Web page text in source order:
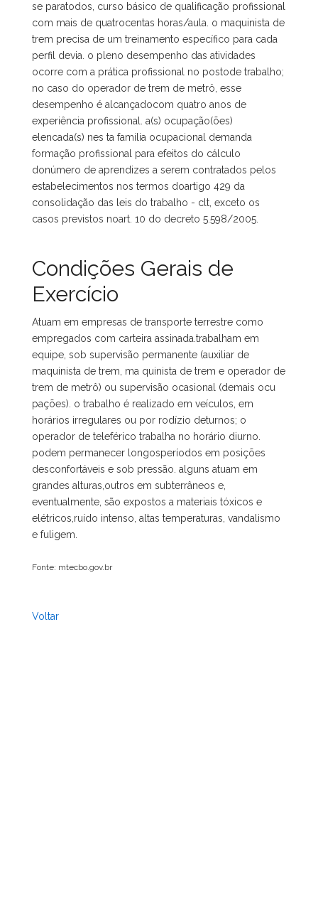
se paratodos, curso básico de qualificação profissional
com mais de quatrocentas horas/aula. o maquinista de
trem precisa de um treinamento específico para cada
perfil devia. o pleno desempenho das atividades
ocorre com a prática profissional no postode trabalho;
no caso do operador de trem de metrô, esse
desempenho é alcançadocom quatro anos de
experiência profissional. a(s) ocupação(ões)
elencada(s) nes ta família ocupacional demanda
formação profissional para efeitos do cálculo
donúmero de aprendizes a serem contratados pelos
estabelecimentos nos termos doartigo 429 da
consolidação das leis do trabalho - clt, exceto os
casos previstos noart. 10 do decreto 5.598/2005.
Condições Gerais de
Exercício
Atuam em empresas de transporte terrestre como
empregados com carteira assinada.trabalham em
equipe, sob supervisão permanente (auxiliar de
maquinista de trem, ma quinista de trem e operador de
trem de metrô) ou supervisão ocasional (demais ocu
pações). o trabalho é realizado em veículos, em
horários irregulares ou por rodízio deturnos; o
operador de teleférico trabalha no horário diurno.
podem permanecer longosperíodos em posições
desconfortáveis e sob pressão. alguns atuam em
grandes alturas,outros em subterrâneos e,
eventualmente, são expostos a materiais tóxicos e
elétricos,ruído intenso, altas temperaturas, vandalismo
e fuligem.
Fonte: mtecbo.gov.br
Voltar